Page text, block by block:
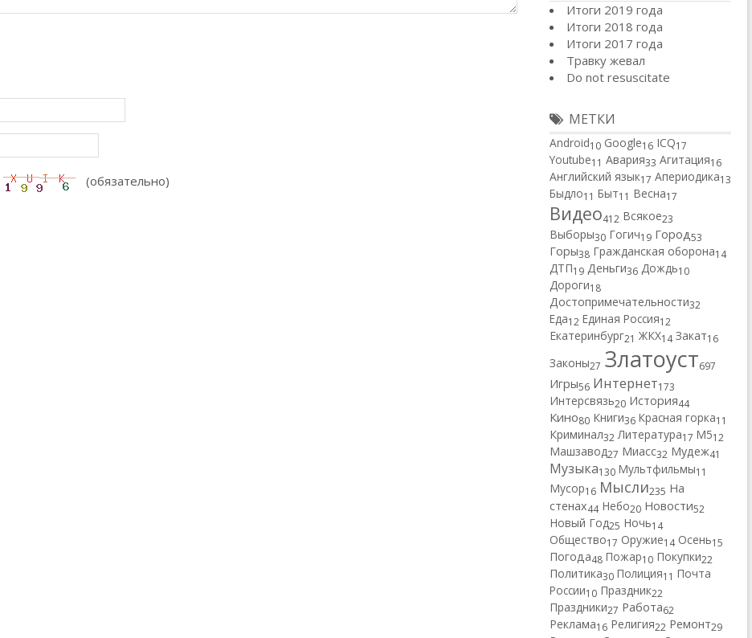
(обязательно)
Итоги 2019 года
Итоги 2018 года
Итоги 2017 года
Травку жевал
Do not resuscitate
МЕТКИ
Android10 Google16 ICQ17
Youtube11 Авария33 Агитация16
Английский язык17 Апериодика13
Быдло11 Быт11 Весна17
Видео412 Всякое23
Выборы30 Гогич19 Город53
Горы38 Гражданская оборона14
ДТП19 Деньги36 Дождь10
Дороги18
Достопримечательности32
Еда12 Единая Россия12
Екатеринбург21 ЖКХ14 Закат16
Законы27 Златоуст697
Игры56 Интернет173
Интерсвязь20 История44
Кино80 Книги36 Красная горка11
Криминал32 Литература17 М512
Машзавод27 Миасс32 Мудеж41
Музыка130 Мультфильмы11
Мусор16 Мысли235 На
стенах44 Небо20 Новости52
Новый Год25 Ночь14
Общество17 Оружие14 Осень15
Погода48 Пожар10 Покупки22
Политика30 Полиция11 Почта
России10 Праздник22
Праздники27 Работа62
Реклама16 Религия22 Ремонт29